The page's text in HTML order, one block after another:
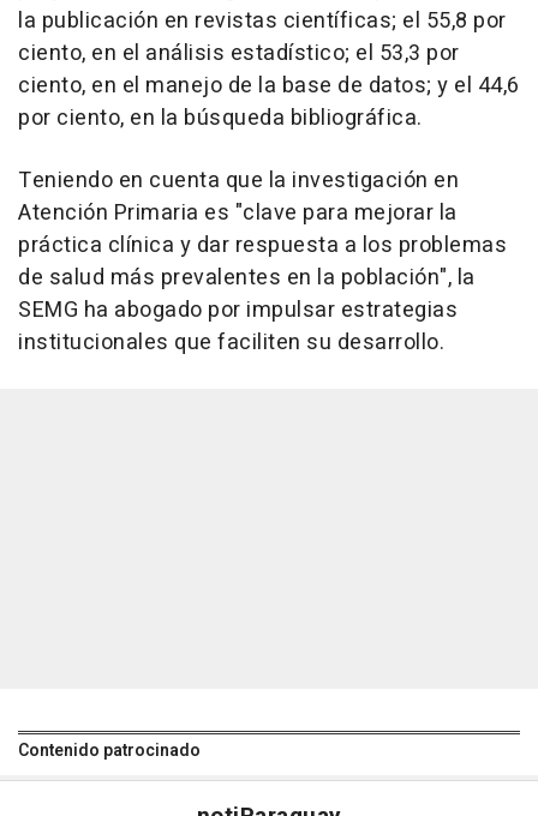
la publicación en revistas científicas; el 55,8 por
ciento, en el análisis estadístico; el 53,3 por
ciento, en el manejo de la base de datos; y el 44,6
por ciento, en la búsqueda bibliográfica.
Teniendo en cuenta que la investigación en
Atención Primaria es "clave para mejorar la
práctica clínica y dar respuesta a los problemas
de salud más prevalentes en la población", la
SEMG ha abogado por impulsar estrategias
institucionales que faciliten su desarrollo.
Contenido patrocinado